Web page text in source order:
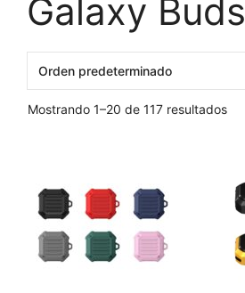
Galaxy
Mostrando 1–20 de 117 resultados
producto
tiene
múltiples
variantes.